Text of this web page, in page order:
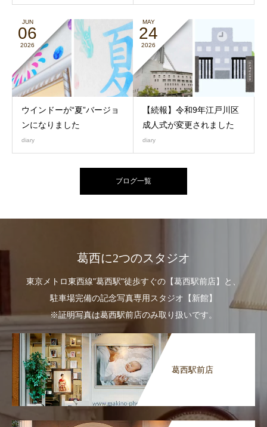
JUN
06
2026
ウインドーが“夏”バージョ
ンになりました
diary
MAY
24
2026
【続報】令和9年江戸川区
成人式が変更されました
diary
ブログ一覧
葛西に2つのスタジオ
東京メトロ東西線"葛西駅"徒歩すぐの【葛西駅前店】と、
駐車場完備の記念写真専用スタジオ【新館】
※証明写真は葛西駅前店のみ取り扱いです。
葛西駅前店